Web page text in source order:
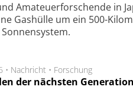
Ama­teuer­for­schen­de in
Gas­hül­le um ein 500-
• Nachricht • Forschung
der nächsten